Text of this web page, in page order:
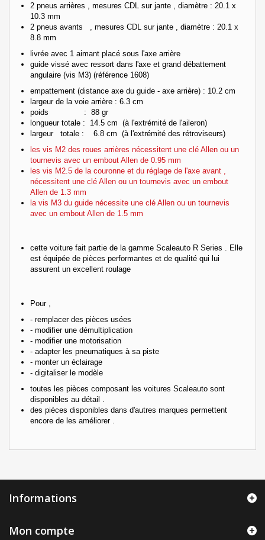
2 pneus arrières , mesures CDL sur jante , diamètre : 20.1 x
10.3 mm
2 pneus avants , mesures CDL sur jante , diamètre : 20.1 x
8.8 mm
livrée avec 1 aimant placé sous l'axe arrière
guide vissé avec ressort dans l'axe et grand débattement
angulaire (vis M3) (référence 1608)
empattement (distance axe du guide - axe arrière) : 10.2 cm
largeur de la voie arrière : 6.3 cm
poids : 88 gr
longueur totale : 14.5 cm (à l'extrémité de l'aileron)
largeur totale : 6.8 cm (à l'extrémité des rétroviseurs)
les vis M2 des roues arrières nécessitent une clé Allen ou un
tournevis avec un embout Allen de 0.95 mm
les vis M2.5 de la couronne et du réglage de l'axe avant ,
nécessitent une clé Allen ou un tournevis avec un embout
Allen de 1.3 mm
la vis M3 du guide nécessite une clé Allen ou un tournevis
avec un embout Allen de 1.5 mm
cette voiture fait partie de la gamme Scaleauto R Series . Elle
est équipée de pièces performantes et de qualité qui lui
assurent un excellent roulage
Pour ,
- remplacer des pièces usées
- modifier une démultiplication
- modifier une motorisation
- adapter les pneumatiques à sa piste
- monter un éclairage
- digitaliser le modèle
toutes les pièces composant les voitures Scaleauto sont
disponibles au détail .
des pièces disponibles dans d'autres marques permettent
encore de les améliorer .
Informations
Mon compte